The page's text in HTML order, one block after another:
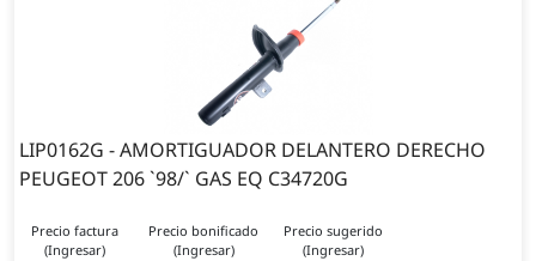
LIP0162G - AMORTIGUADOR DELANTERO DERECHO
PEUGEOT 206 `98/` GAS EQ C34720G
Precio factura
(Ingresar)
Precio bonificado
(Ingresar)
Precio sugerido
(Ingresar)